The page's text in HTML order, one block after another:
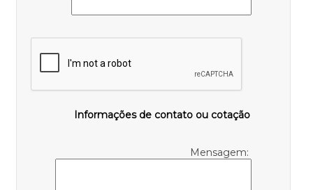
Informações de contato ou cotação
Mensagem: